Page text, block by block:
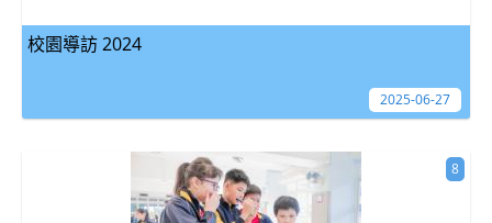
校園導訪 2024
2025-06-27
8